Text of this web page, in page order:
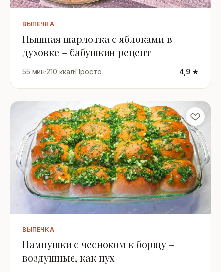
ВЫПЕЧКА
Пышная шарлотка с яблоками в
духовке – бабушкин рецепт
55 мин·210 ккал·Просто 4,9 ★
ВЫПЕЧКА
Пампушки с чесноком к борщу –
воздушные, как пух